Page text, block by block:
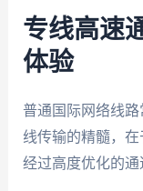
专线高速
体验
普通国际网络线
线传输的精髓，在
经过高度优化的通